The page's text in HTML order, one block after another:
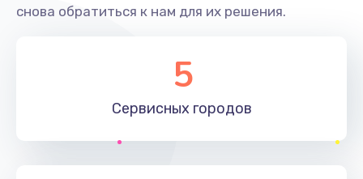
Заказать
1190 руб.
Заказать
Замена материнской платы
снова обратиться к нам для их решения.
5
Сервисных городов